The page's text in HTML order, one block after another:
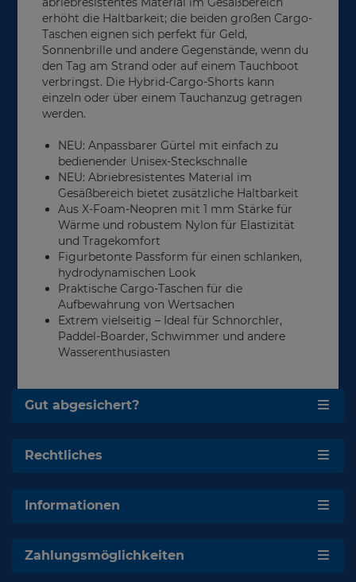
erhöht die Haltbarkeit; die beiden großen Cargo-
Taschen eignen sich perfekt für Geld,
Sonnenbrille und andere Gegenstände, wenn du
den Tag am Strand oder auf einem Tauchboot
verbringst. Die Hybrid-Cargo-Shorts kann
einzeln oder über einem Tauchanzug getragen
werden.
NEU: Anpassbarer Gürtel mit einfach zu
bedienender Unisex-Steckschnalle
NEU: Abriebresistentes Material im
Gesäßbereich bietet zusätzliche Haltbarkeit
Aus X-Foam-Neopren mit 1 mm Stärke für
Wärme und robustem Nylon für Elastizität
und Tragekomfort
Figurbetonte Passform für einen schlanken,
hydrodynamischen Look
Praktische Cargo-Taschen für die
Aufbewahrung von Wertsachen
Extrem vielseitig – Ideal für Schnorchler,
Paddel-Boarder, Schwimmer und andere
Wasserenthusiasten
Gut abgesichert?
Rechtliches
Informationen
Zahlungsmöglichkeiten